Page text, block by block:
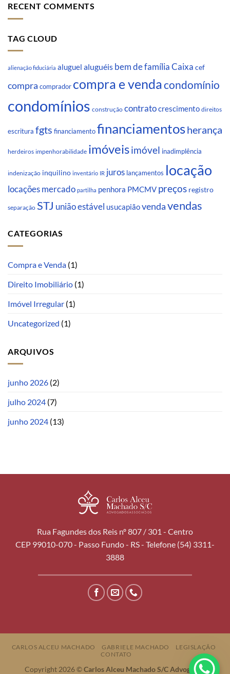
RECENT COMMENTS
TAG CLOUD
alienação fiduciária aluguel aluguéis bem de família Caixa cef
compra comprador compra e vendacondomínio
condomínios construção contratocrescimento direitos
escritura fgts financiamentofinanciamentosherança
herdeiros impenhorabilidade imóveisimóvel inadimplência
indenização inquilino inventário IR juros lançamentos locação
locações mercado partilha penhora PMCMV preços registro
separação STJ união estável usucapiãovendavendas
CATEGORIAS
Compra e Venda (1)
Direito Imobiliário (1)
Imóvel Irregular (1)
Uncategorized (1)
ARQUIVOS
junho 2026 (2)
julho 2024 (7)
junho 2024 (13)
Rua Fagundes dos Reis nº 807 / 301 - Centro
CEP 99010-070 - Passo Fundo - RS - Telefone (54) 3311-
3888
CARLOS ALCEU MACHADO GABRIELE MACHADO
LEGISLAÇÃO
CONTATO
Copyright 2026 ©Carlos Alceu Machado S/C Advogados